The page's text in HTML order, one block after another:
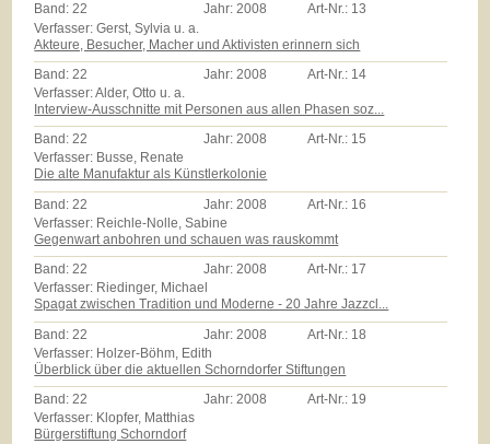
Band:22 Jahr:2008 Art-Nr.: 13
Verfasser: Gerst, Sylvia u. a.
Akteure, Besucher, Macher und Aktivisten erinnern sich
Band:22 Jahr:2008 Art-Nr.: 14
Verfasser: Alder, Otto u. a.
Interview-Ausschnitte mit Personen aus allen Phasen soz...
Band:22 Jahr:2008 Art-Nr.: 15
Verfasser: Busse, Renate
Die alte Manufaktur als Künstlerkolonie
Band: 22 Jahr: 2008 Art-Nr.: 16
Verfasser: Reichle-Nolle, Sabine
Gegenwart anbohren und schauen was rauskommt
Band:22 Jahr:2008 Art-Nr.: 17
Verfasser: Riedinger, Michael
Spagat zwischen Tradition und Moderne - 20 Jahre Jazzcl...
Band: 22 Jahr: 2008 Art-Nr.: 18
Verfasser: Holzer-Böhm, Edith
Überblick über die aktuellen Schorndorfer Stiftungen
Band:22 Jahr:2008 Art-Nr.: 19
Verfasser: Klopfer, Matthias
Bürgerstiftung Schorndorf